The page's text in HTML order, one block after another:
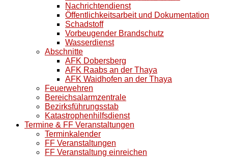
Nachrichtendienst
Öffentlichkeitsarbeit und Dokumentation
Schadstoff
Vorbeugender Brandschutz
Wasserdienst
Abschnitte
AFK Dobersberg
AFK Raabs an der Thaya
AFK Waidhofen an der Thaya
Feuerwehren
Bereichsalarmzentrale
Bezirksführungsstab
Katastrophenhilfsdienst
Termine & FF Veranstaltungen
Terminkalender
FF Veranstaltungen
FF Veranstaltung einreichen